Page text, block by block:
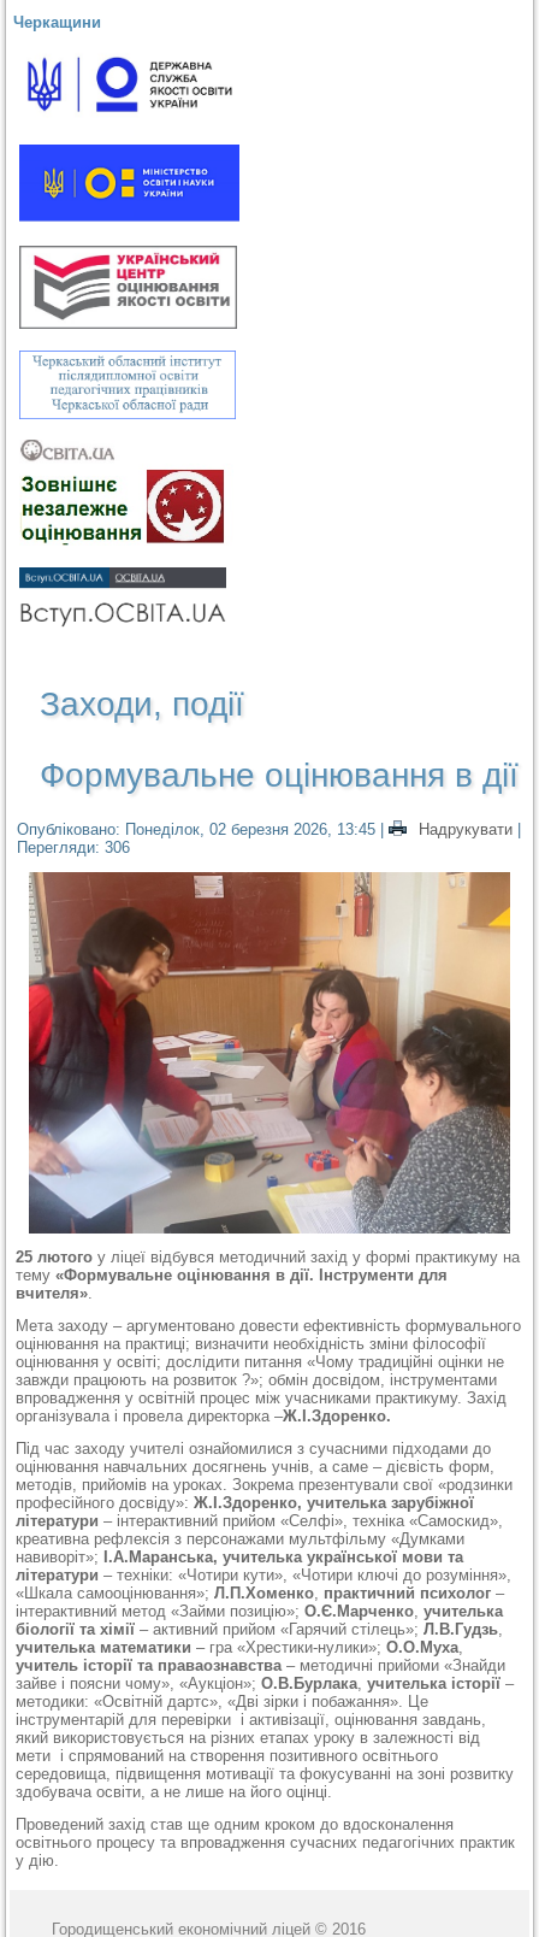
Черкащини
Заходи, події
Формувальне оцінювання в дії
Опубліковано: Понеділок, 02 березня 2026, 13:45 | Надрукувати
Перегляди: 306
25 лютого у ліцеї відбувся методичний захід у формі практикуму на
тему«Формувальне оцінювання в дії. Інструменти для
вчителя»
Мета заходу – аргументовано довести ефективність формувального
оцінювання на практиці; визначити необхідність зміни філософії
оцінювання у освіті; дослідити питання «Чому традиційні оцінки не
завжди працюють на розвиток ?»; обмін досвідом, інструментами
впровадження у освітній процес між учасниками практикуму. Захід
організувала і провела директорка –Ж.І.Здоренко.
Під час заходу учителі ознайомилися з сучасними підходами до
оцінювання навчальних досягнень учнів, а саме – дієвість форм,
методів, прийомів на уроках. Зокрема презентували свої «родзинки
професійного досвіду»:Ж.І.Здоренко, учителька зарубіжної
літератури – інтерактивний прийом «Селфі», техніка «Самоскид»,
креативна рефлексія з персонажами мультфільму «Думками
навиворіт»; І.А.Маранська, учителька української мови та
літератури – техніки: «Чотири кути», «Чотири ключі до розуміння»,
«Шкала самооцінювання»;Л.П.Хоменко практичний психолог –
інтерактивний метод «Займи позицію»;О.Є.Марченко ,учителька
біології та хімії – активний прийом «Гарячий стілець»;Л.В.Гудзь
учителька математики – гра «Хрестики-нулики»;О.О.Муха
учитель історії та праваознавства – методичні прийоми «Знайди
зайве і поясни чому», «Аукціон»;О.В.Бурлака ,учителька історії –
методики: «Освітній дартс», «Дві зірки і побажання». Це
інструментарій для перевірки і активізації, оцінювання завдань,
який використовується на різних етапах уроку в залежності від
мети і спрямований на створення позитивного освітнього
середовища, підвищення мотивації та фокусуванні на зоні розвитку
здобувача освіти, а не лише на його оцінці.
Проведений захід став ще одним кроком до вдосконалення
освітнього процесу та впровадження сучасних педагогічних практик
у дію.
Городищенський економічний ліцей © 2016